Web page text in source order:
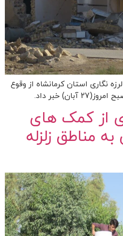
نگاری استان کرمانشاه از وقوع
از کمک های
مناطق زلزله